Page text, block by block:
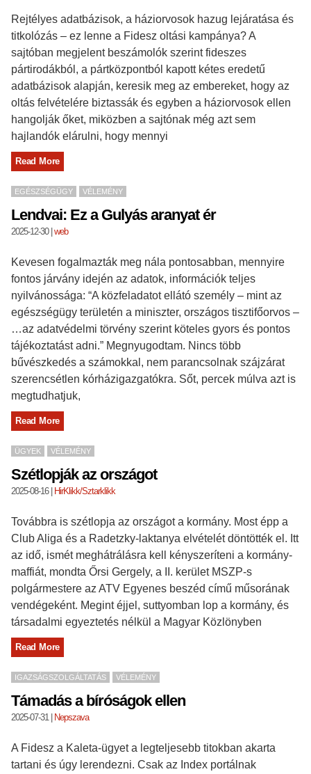
Rejtélyes adatbázisok, a háziorvosok hazug lejáratása és
titkolózás – ez lenne a Fidesz oltási kampánya? A
sajtóban megjelent beszámolók szerint fideszes
pártirodákból, a pártközpontból kapott kétes eredetű
adatbázisok alapján, keresik meg az embereket, hogy az
oltás felvételére biztassák és egyben a háziorvosok ellen
hangolják őket, miközben a sajtónak még azt sem
hajlandók elárulni, hogy mennyi
Read More
EGÉSZSÉGÜGY VÉLEMÉNY
Lendvai: Ez a Gulyás aranyat ér
2025-12-30| web
Kevesen fogalmazták meg nála pontosabban, mennyire
fontos járvány idején az adatok, információk teljes
nyilvánossága: “A közfeladatot ellátó személy – mint az
egészségügy területén a miniszter, országos tisztifőorvos –
…az adatvédelmi törvény szerint köteles gyors és pontos
tájékoztatást adni.” Megnyugodtam. Nincs több
bűvészkedés a számokkal, nem parancsolnak szájzárat
szerencsétlen kórházigazgatókra. Sőt, percek múlva azt is
megtudhatjuk,
Read More
ÜGYEK VÉLEMÉNY
Szétlopják az országot
2025-08-16| HirKlikk/Sztarklikk
Továbbra is szétlopja az országot a kormány. Most épp a
Club Aliga és a Radetzky-laktanya elvételét döntötték el. Itt
az idő, ismét meghátrálásra kell kényszeríteni a kormány-
maffiát, mondta Őrsi Gergely, a II. kerület MSZP-s
polgármestere az ATV Egyenes beszéd című műsorának
vendégeként. Megint éjjel, suttyomban lop a kormány, és
társadalmi egyeztetés nélkül a Magyar Közlönyben
Read More
IGAZSÁGSZOLGÁLTATÁS VÉLEMÉNY
Támadás a bíróságok ellen
2025-07-31 Nepszava
A Fidesz a Kaleta-ügyet a legteljesebb titokban akarta
tartani és úgy lerendezni. Csak az Index portálnak